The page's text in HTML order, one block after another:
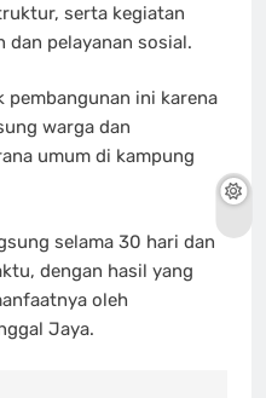
serta kegiatan
pelayanan sosial.
pembangunan ini karena
warga dan
umum di kampung
selama 30 hari dan
dengan hasil yang
oleh
Jaya.